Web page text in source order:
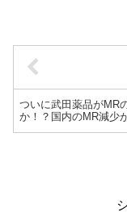
ついに武田薬品がMR
か！？国内のMR減少